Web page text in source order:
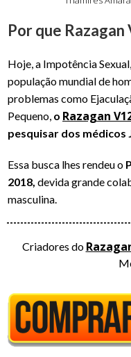
Por que
Hoje, a Impotência
população mundial de
problemas como
Pequeno, o Razagan
pesquisar dos médicos
Essa busca lhes rendeu o
2018, devida grande
masculina.
Criadores do